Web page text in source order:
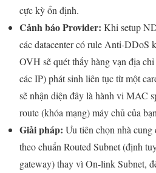
cực kỳ ổn định.
Cảnh báo Provider: Khi setup
các datacenter có rule Anti-DDoS
OVH sẽ quét thấy hàng vạn địa
các IP) phát sinh liên tục từ một
sẽ nhận diện đây là hành vi MAC
route (khóa mạng) máy chủ của
Giải pháp: Ưu tiên chọn nhà cung
theo chuẩn Routed Subnet (định
gateway) thay vì On-link Subnet,